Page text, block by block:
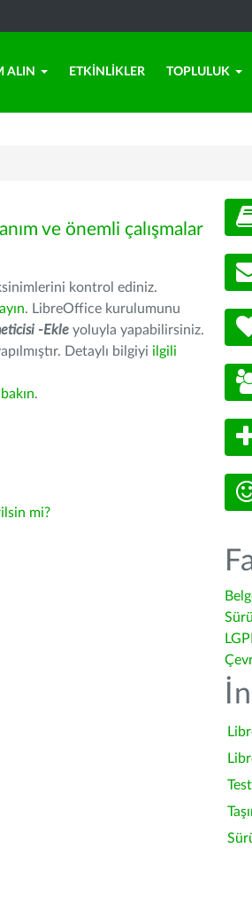
ALIN ETKINLIKLER TOPLULUK
ve önemli çalışmalar
kontrol ediniz.
. LibreOffice kurulumunu
-Ekle yoluyla yapabilirsiniz.
Detaylı bilgiyi ilgili
.
mi?